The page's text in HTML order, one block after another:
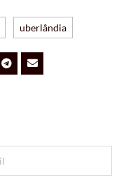
uberlândia